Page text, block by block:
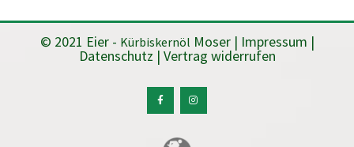
© 2021 Eier - Kürbiskernöl Moser | Impressum |
Datenschutz | Vertrag widerrufen